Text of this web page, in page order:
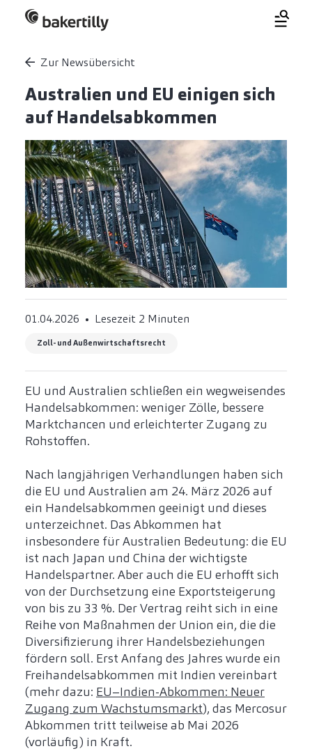
Zur Newsübersicht
Australien und EU einigen sich
auf Handelsabkommen
01.04.2026 Lesezeit 2 Minuten
Zoll- und Außenwirtschaftsrecht
EU und Australien schließen ein wegweisendes
Handelsabkommen: weniger Zölle, bessere
Marktchancen und erleichterter Zugang zu
Rohstoffen.
Nach langjährigen Verhandlungen haben sich
die EU und Australien am 24. März 2026 auf
ein Handelsabkommen geeinigt und dieses
unterzeichnet. Das Abkommen hat
insbesondere für Australien Bedeutung: die EU
ist nach Japan und China der wichtigste
Handelspartner. Aber auch die EU erhofft sich
von der Durchsetzung eine Exportsteigerung
von bis zu 33 %. Der Vertrag reiht sich in eine
Reihe von Maßnahmen der Union ein, die die
Diversifizierung ihrer Handelsbeziehungen
fördern soll. Erst Anfang des Jahres wurde ein
Freihandelsabkommen mit Indien vereinbart
(mehr dazu: EU–Indien-Abkommen: Neuer
Zugang zum Wachstumsmarkt), das Mercosur
Abkommen tritt teilweise ab Mai 2026
(vorläufig) in Kraft.